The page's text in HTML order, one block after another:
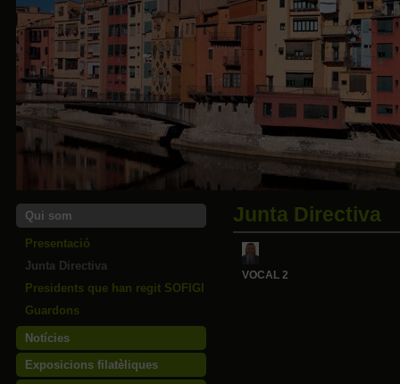
Qui som
Presentació
Junta Directiva
Presidents que han regit SOFIGI
Guardons
Notícies
Exposicions filatèliques
Junta Directiva
VOCAL 2